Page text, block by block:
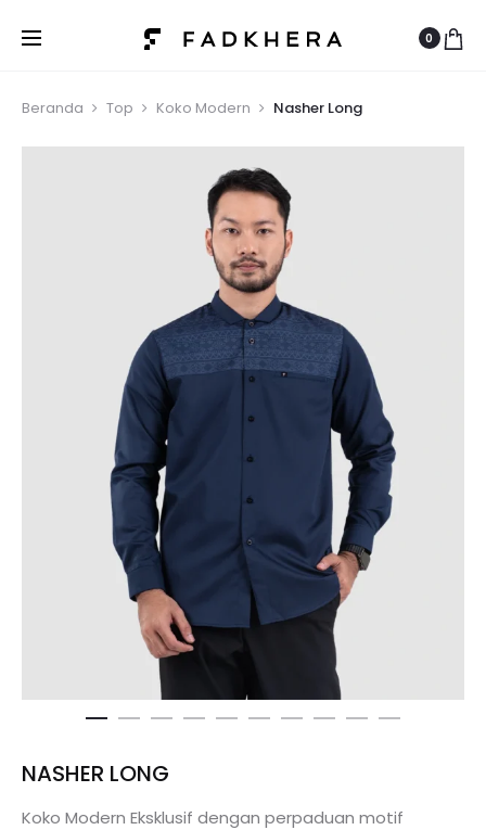
0
Beranda Top Koko Modern Nasher Long
NASHER LONG
Koko Modern Eksklusif dengan perpaduan motif